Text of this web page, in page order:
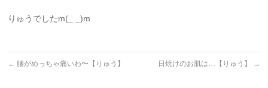
りゅうでしたm(_ _)m
← 腰がめっちゃ痛いわ〜【りゅう】 日焼けのお肌は…【りゅう】 →